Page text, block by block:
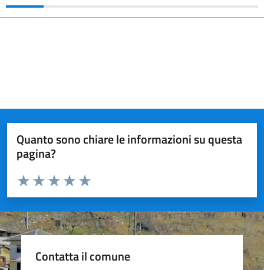
Quanto sono chiare le informazioni su questa
pagina?
Valuta da 1 a 5 stelle la pagina
Valuta 5 stelle su 5
Valuta 4 stelle su 5
Valuta 3 stelle su 5
Valuta 2 stelle su 5
Valuta 1 stelle su 5
Contatta il comune